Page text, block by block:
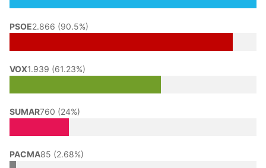
PSOE2.866 (90.5%)
VOX1.939 (61.23%)
SUMAR760 (24%)
PACMA85 (2.68%)